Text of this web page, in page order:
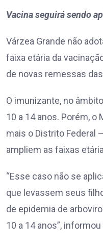
Vacina seguirá sendo
Várzea Grande não
faixa etária da
de novas remessas
O imunizante, no
10 a 14 anos. Porém,
mais o Distrito Federal
ampliem as faixas
“Esse caso não se
que levassem seus
de epidemia de
10 a 14 anos”,